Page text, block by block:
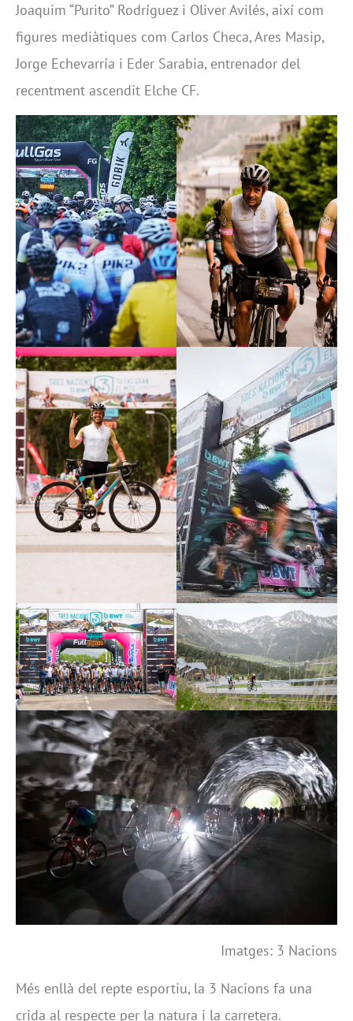
Joaquim “Purito” Rodríguez i Oliver Avilés, així com
figures mediàtiques com Carlos Checa, Ares Masip,
Jorge Echevarría i Eder Sarabia, entrenador del
recentment ascendit Elche CF.
Imatges: 3 Nacions
Més enllà del repte esportiu, la 3 Nacions fa una
crida al respecte per la natura i la carretera.